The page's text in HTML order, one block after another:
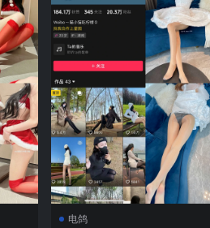
电鸽